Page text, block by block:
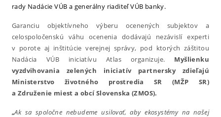
rady Nadácie VÚB a generálny riaditeľ VÚB banky.
Garanciu objektívneho výberu ocenených subjektov a
celospoločenskú váhu ocenenia dodávajú nezávislí experti
v porote aj inštitúcie verejnej správy, pod ktorých záštitou
Nadácia VÚB iniciatívu Atlas organizuje. Myšlienku
vyzdvihovania zelených iniciatív partnersky zdieľajú
Ministerstvo životného prostredia SR (MŽP SR)
a Združenie miest a obcí Slovenska (ZMOS).
„Ak sa spoločne nebudeme usilovať, aby ekosystémy na našej